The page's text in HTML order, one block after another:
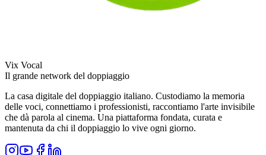
Vix Vocal
Il grande network del doppiaggio
La casa digitale del doppiaggio italiano. Custodiamo la memoria
delle voci, connettiamo i professionisti, raccontiamo l'arte invisibile
che dà parola al cinema. Una piattaforma fondata, curata e
mantenuta da chi il doppiaggio lo vive ogni giorno.